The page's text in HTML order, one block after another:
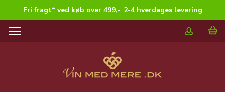
Fri fragt* ved køb over 499,-. 2-4 hverdages levering
T